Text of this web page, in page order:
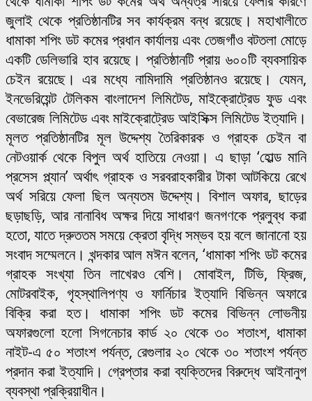
জুলাই থেকে প্রতিষ্ঠানটির সব কার্যক্রম বন্ধ রয়েছে। মহাখালীতে
ধামাকা শপিং ডট কমের প্রধান কার্যালয় এবং তেজগাঁও বটতলা মোড়ে
একটি ডেলিভারি হাব রয়েছে। প্রতিষ্ঠানটি প্রায় ৬০০টি ব্যবসায়িক
চেইন রয়েছে। এর মধ্যে নামিদামি প্রতিষ্ঠানও রয়েছে। যেমন,
ইনভেরিয়েন্ট টেলিকম বাংলাদেশ লিমিটেড, মাইক্রোট্রেড ফুড এবং
বেভারেজ লিমিটেড এবং মাইক্রোট্রেড আইসিক্স লিমিটেড ইত্যাদি।
মূলত প্রতিষ্ঠানটির মূল উদ্দেশ্য তৈরিকারক ও গ্রাহক চেইন বা
নেটওয়ার্ক থেকে বিপুল অর্থ হাতিয়ে নেওয়া। এ ছাড়া ‘হোল্ড মানি
প্রসেস প্ল্যান’ অর্থাৎ গ্রাহক ও সরবরাহকারীর টাকা আটকিয়ে রেখে
অর্থ সরিয়ে ফেলা ছিল অন্যতম উদ্দেশ্য। বিশাল অফার, ছাড়ের
ছড়াছড়ি, আর নানাবিধ অক্ষর দিয়ে সাধারণ জনগণকে প্রলুব্ধ করা
হতো, যাতে দ্রুততম সময়ে ক্রেতা বৃদ্ধি সম্ভব হয় বলে জানানো হয়
সংবাদ সম্মেলনে। খন্দকার আল মঈন বলেন, ‘ধামাকা শপিং ডট কমের
গ্রাহক সংখ্যা তিন লাখেরও বেশি। মোবাইল, টিভি, ফ্রিজ,
মোটরবাইক, গৃহস্থালিপণ্য ও ফার্নিচার ইত্যাদি বিভিন্ন অফারে
বিক্রি করা হত। ধামাকা শপিং ডট কমের বিভিন্ন লোভনীয়
অফারগুলো হলো সিগনেচার কার্ড ২০ থেকে ৩০ শতাংশ, ধামাকা
নাইট-এ ৫০ শতাংশ পর্যন্ত, রেগুলার ২০ থেকে ৩০ শতাংশ পর্যন্ত
প্রদান করা ইত্যাদি। গ্রেপ্তার করা ব্যক্তিদের বিরুদ্ধে আইনানুগ
ব্যবস্থা প্রক্রিয়াধীন।